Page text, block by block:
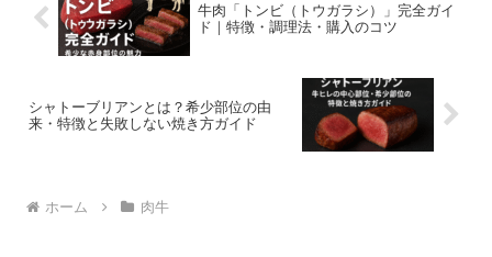
牛肉「トンビ（トウガラシ）」完全ガイ
ド｜特徴・調理法・購入のコツ
シャトーブリアンとは？希少部位の由
来・特徴と失敗しない焼き方ガイド
ホーム 肉牛